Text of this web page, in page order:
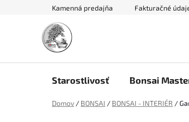
Kamenná predajňa Fakturačné
Starostlivosť Bonsai
Domov / BONSAI / BONSAI - INTERIÉR /